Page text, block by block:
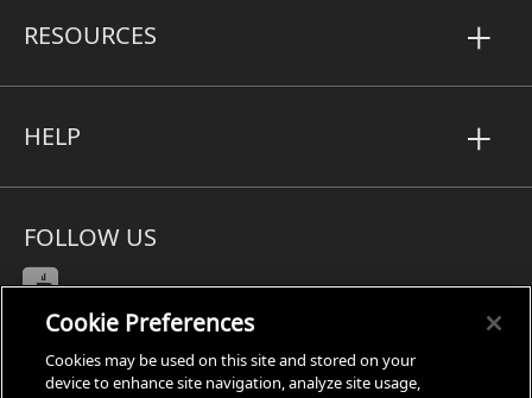
RESOURCES
HELP
FOLLOW US
Subject Access Request
Cookie Preferences
Cookies may be used on this site and stored on your
device to enhance site navigation, analyze site usage,